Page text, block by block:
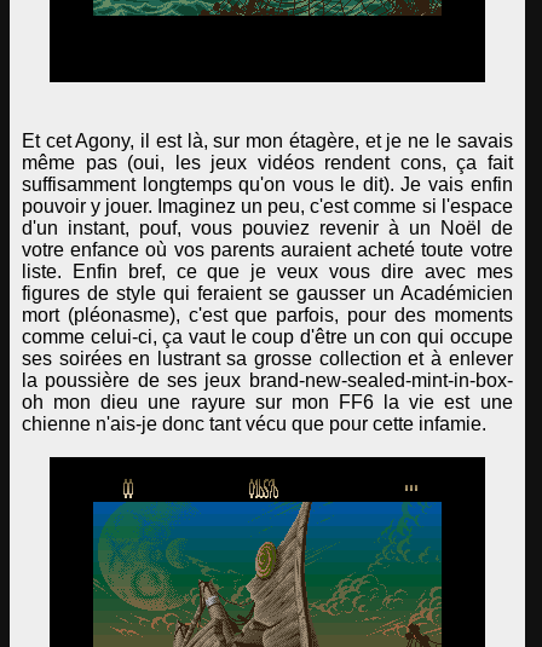
Et cet Agony, il est là, sur mon étagère, et je ne le savais
même pas (oui, les jeux vidéos rendent cons, ça fait
suffisamment longtemps qu'on vous le dit). Je vais enfin
pouvoir y jouer. Imaginez un peu, c'est comme si l'espace
d'un instant, pouf, vous pouviez revenir à un Noël de
votre enfance où vos parents auraient acheté toute votre
liste. Enfin bref, ce que je veux vous dire avec mes
figures de style qui feraient se gausser un Académicien
mort (pléonasme), c'est que parfois, pour des moments
comme celui-ci, ça vaut le coup d'être un con qui occupe
ses soirées en lustrant sa grosse collection et à enlever
la poussière de ses jeux brand-new-sealed-mint-in-box-
oh mon dieu une rayure sur mon FF6 la vie est une
chienne n'ais-je donc tant vécu que pour cette infamie.